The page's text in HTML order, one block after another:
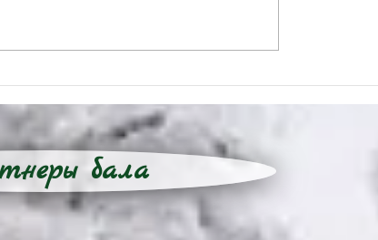
№4 Бальные новости №3
бала